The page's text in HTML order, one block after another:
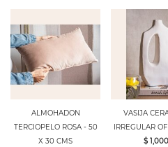
ALMOHADON
TERCIOPELO ROSA - 50
X 30 CMS
VASIJA
IRREGULAR
$ 1,000